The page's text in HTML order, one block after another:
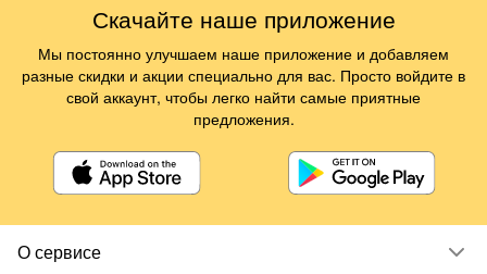
О сервисе
Скачайте наше приложение
Мы постоянно улучшаем наше приложение и добавляем
разные скидки и акции специально для вас. Просто войдите в
свой аккаунт, чтобы легко найти самые приятные
предложения.